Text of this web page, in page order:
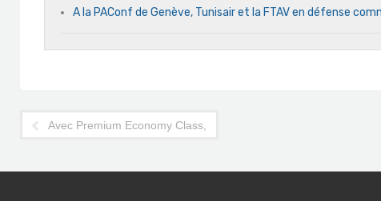
A la PAConf de Genève, Tunisair et la FTAV en défense
Avec Premium Economy Class, Lufthansa marche sur les traces